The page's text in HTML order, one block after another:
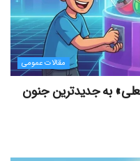
مقالات عمومی
به جدیدترین جنون